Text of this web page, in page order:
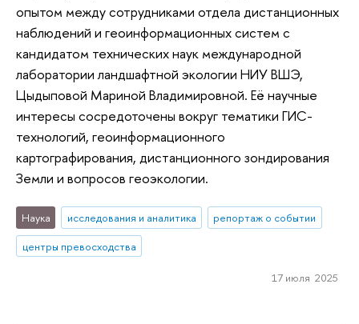
опытом между сотрудниками отдела дистанционных
наблюдений и геоинформационных систем с
кандидатом технических наук международной
лаборатории ландшафтной экологии НИУ ВШЭ,
Цыдыповой Мариной Владимировной. Её научные
интересы сосредоточены вокруг тематики ГИС-
технологий, геоинформационного
картографирования, дистанционного зондирования
Земли и вопросов геоэкологии.
Наука исследования и аналитика
репортаж о событии
центры превосходства
17 июля 2025